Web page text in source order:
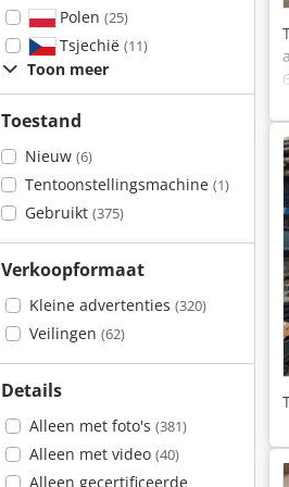
Polen (25)
Tsjechië (11)
Toon meer
Toestand
Nieuw (6)
Tentoonstellingsmachine (1)
Gebruikt (375)
Verkoopformaat
Kleine advertenties (320)
Veilingen (62)
Details
Alleen met foto's (381)
Alleen met video (40)
Alleen gecertificeerde